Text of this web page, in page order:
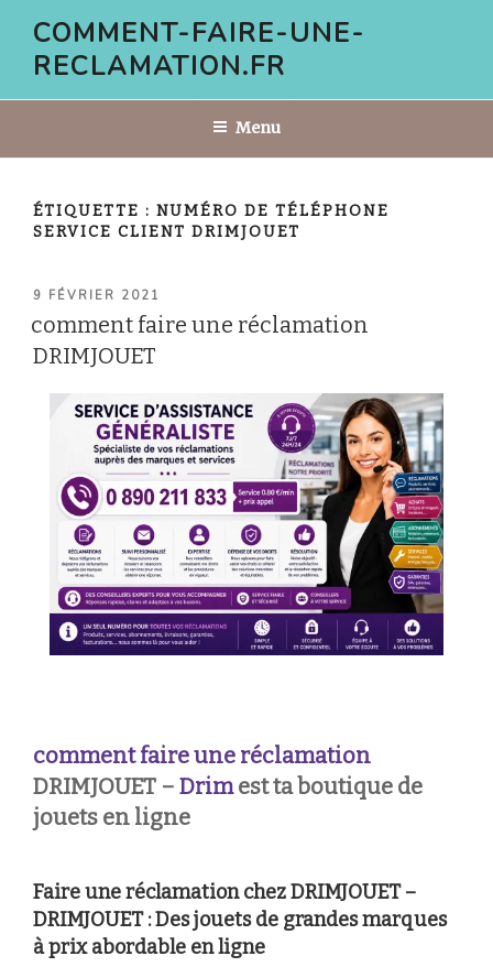
contenu
COMMENT-FAIRE-UNE-
RECLAMATION.FR
Menu
ÉTIQUETTE : NUMÉRO DE TÉLÉPHONE
SERVICE CLIENT DRIMJOUET
PUBLIÉ
9 FÉVRIER 2021
comment faire une réclamation
DRIMJOUET
comment faire une réclamation
DRIMJOUET – Drimest ta boutique de
jouets en ligne
Faire une réclamation chez DRIMJOUET –
DRIMJOUET : Des jouets de grandes marques
à prix abordable en ligne